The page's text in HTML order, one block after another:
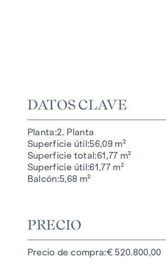
DATOS CLAVE
Planta 2. Planta
Superficie útil 56,09 m²
Superficie total 61,77 m²
Superficie útil 61,77 m²
Balcón 5,68 m²
PRECIO
Precio de compra € 520.800,00